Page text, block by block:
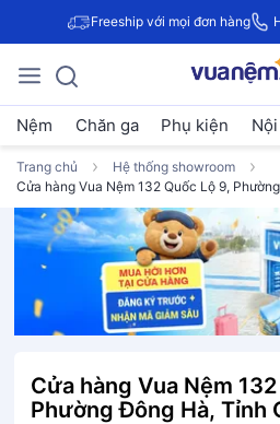
Freeship với mọi đơn hàng
Nệm Chăn ga Phụ kiện
Trang chủ
Hệ thống showroom
Cửa hàng Vua Nệm 132 Quốc Lộ 9,
Cửa hàng Vua Nệm
Phường Đông Hà, Tỉnh